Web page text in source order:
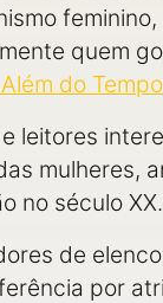
feminino,
quem
do Tempo
leitores
mulheres,
no século XX.
de
por